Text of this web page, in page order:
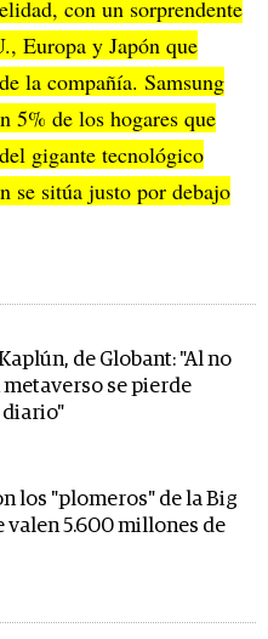
con un sorprendente
Europa y Japón que
la compañía. Samsung
5% de los hogares que
gigante tecnológico
se sitúa justo por debajo
de Globant: "Al no
se pierde
diario"
los "plomeros" de la Big
valen 5.600 millones de